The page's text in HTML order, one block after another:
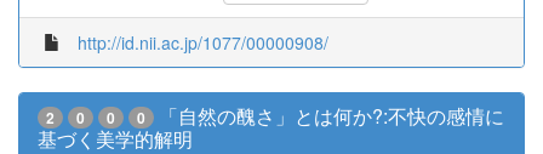
http://id.nii.ac.jp/1077/00000908/
2 0 0 0
「自然の醜さ」とは何か?:不快の感情に
基づく美学的解明